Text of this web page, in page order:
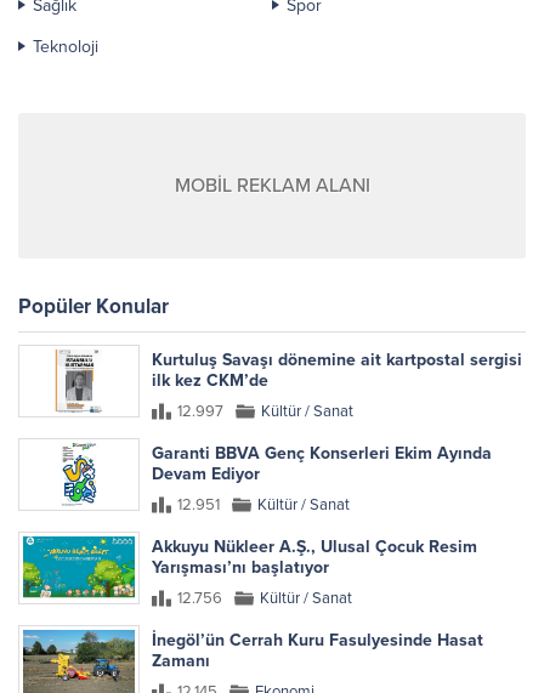
Sağlık
Spor
Teknoloji
MOBİL REKLAM ALANI
Popüler Konular
Kurtuluş Savaşı dönemine ait kartpostal sergisi
ilk kez CKM’de
12.997 Kültür / Sanat
Garanti BBVA Genç Konserleri Ekim Ayında
Devam Ediyor
12.951 Kültür / Sanat
Akkuyu Nükleer A.Ş., Ulusal Çocuk Resim
Yarışması’nı başlatıyor
12.756 Kültür / Sanat
İnegöl’ün Cerrah Kuru Fasulyesinde Hasat
Zamanı